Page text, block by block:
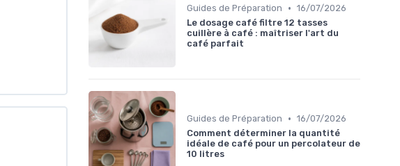
Guides de Préparation • 16/07/2026
Le dosage café filtre 12 tasses
cuillère à café : maîtriser l'art du
café parfait
Guides de Préparation • 16/07/2026
Comment déterminer la quantité
idéale de café pour un percolateur de
10 litres